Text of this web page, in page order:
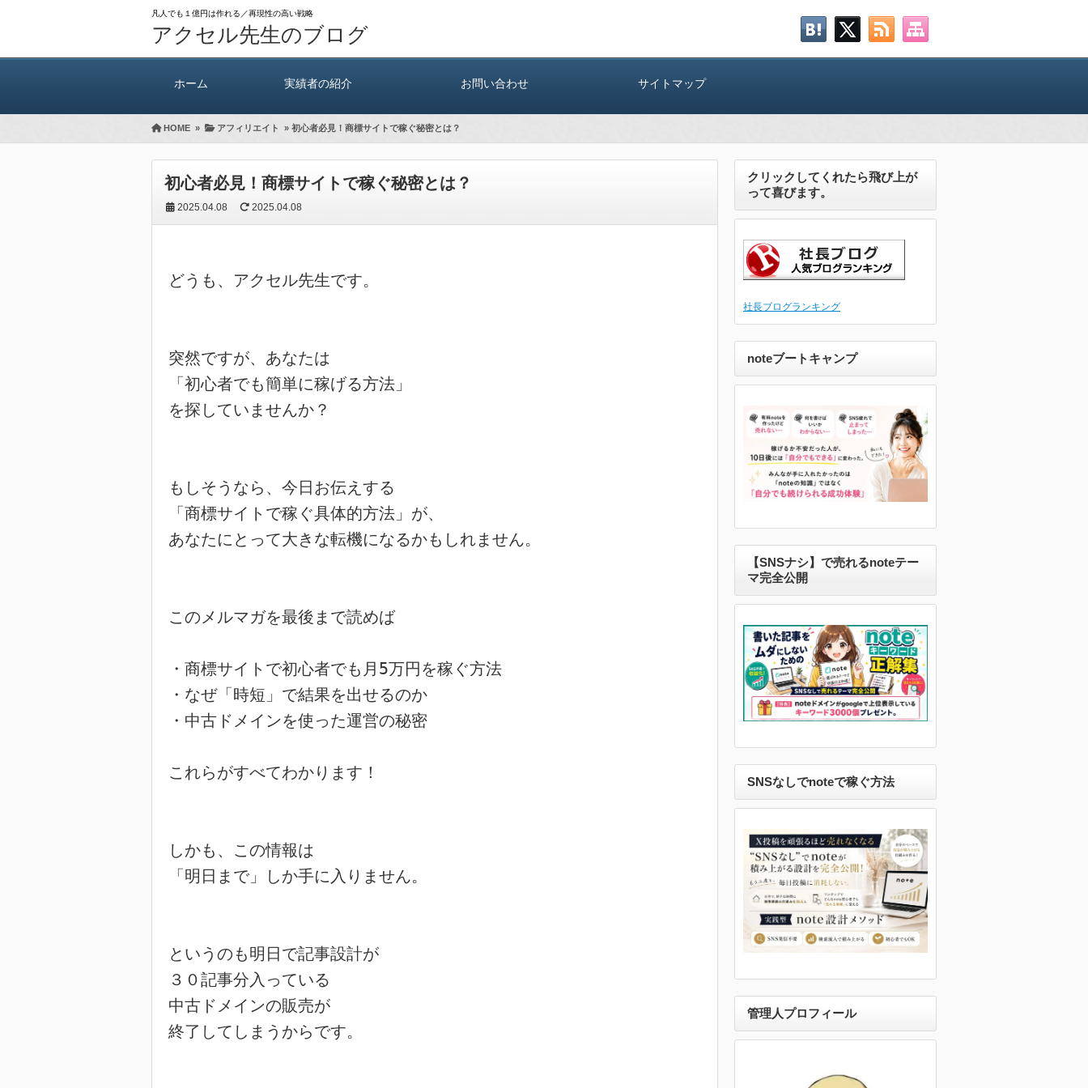
凡人でも１億円は作れる／再現性の高い戦略
アクセル先生のブログ
ホーム 実績者の紹介 お問い合わせ サイトマップ
HOME » アフィリエイト » 初心者必見！商標サイトで稼ぐ秘密とは？
初心者必見！商標サイトで稼ぐ秘密とは？
2025.04.08 2025.04.08
どうも、アクセル先生です。
突然ですが、あなたは
「初心者でも簡単に稼げる方法」
を探していませんか？
もしそうなら、今日お伝えする
「商標サイトで稼ぐ具体的方法」が、
あなたにとって大きな転機になるかもしれません。
このメルマガを最後まで読めば
・商標サイトで初心者でも月5万円を稼ぐ方法
・なぜ「時短」で結果を出せるのか
・中古ドメインを使った運営の秘密
これらがすべてわかります！
しかも、この情報は
「明日まで」しか手に入りません。
というのも明日で記事設計が
３０記事分入っている
中古ドメインの販売が
終了してしまうからです。
クリックしてくれたら飛び上が
って喜びます。
社長ブログランキング
noteブートキャンプ
【SNSナシ】で売れるnoteテー
マ完全公開
SNSなしでnoteで稼ぐ方法
管理人プロフィール